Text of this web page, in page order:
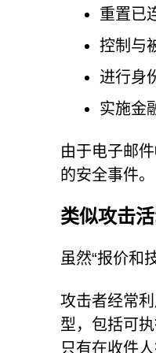
重置已
控制与
进行身
实施金
由于电子邮
的安全事件。
类似攻击
虽然“报价和
攻击者经常
型，包括可
只有在收件